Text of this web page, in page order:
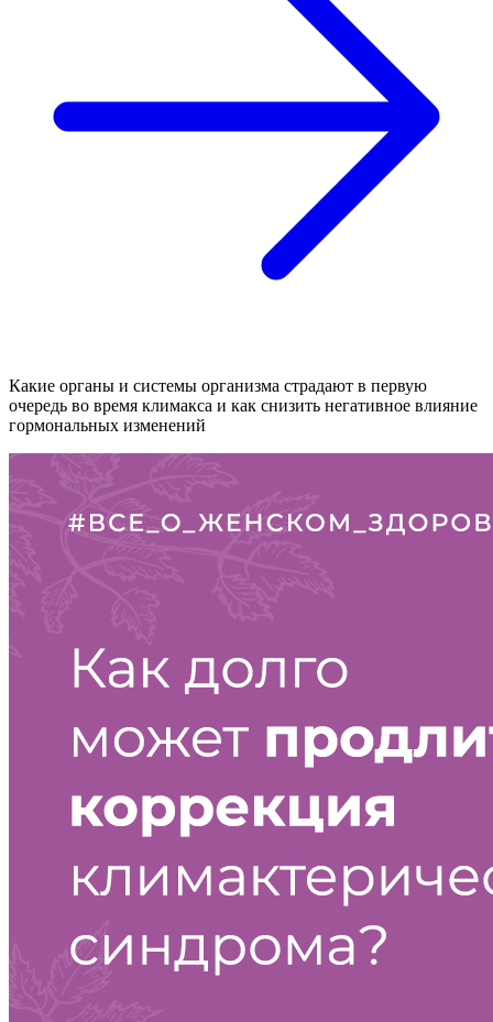
Какие органы и системы организма страдают в первую
очередь во время климакса и как снизить негативное влияние
гормональных изменений